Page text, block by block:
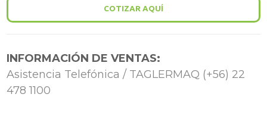
COTIZAR AQUÍ
INFORMACIÓN DE VENTAS:
Asistencia Telefónica / TAGLERMAQ (+56) 22
478 1100